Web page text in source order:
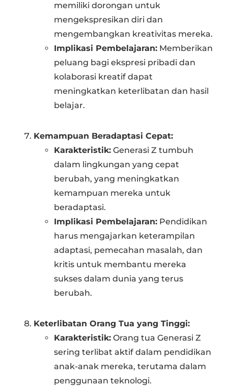
memiliki dorongan untuk
mengekspresikan diri dan
mengembangkan kreativitas mereka.
Implikasi Pembelajaran: Memberikan
peluang bagi ekspresi pribadi dan
kolaborasi kreatif dapat
meningkatkan keterlibatan dan hasil
belajar.
Kemampuan Beradaptasi Cepat:
Karakteristik: Generasi Z tumbuh
dalam lingkungan yang cepat
berubah, yang meningkatkan
kemampuan mereka untuk
beradaptasi.
Implikasi Pembelajaran: Pendidikan
harus mengajarkan keterampilan
adaptasi, pemecahan masalah, dan
kritis untuk membantu mereka
sukses dalam dunia yang terus
berubah.
Keterlibatan Orang Tua yang Tinggi:
Karakteristik: Orang tua Generasi Z
sering terlibat aktif dalam pendidikan
anak-anak mereka, terutama dalam
penggunaan teknologi.